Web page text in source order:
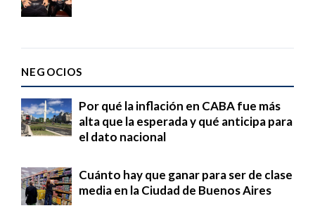
NEGOCIOS
Por qué la inflación en CABA fue más
alta que la esperada y qué anticipa para
el dato nacional
Cuánto hay que ganar para ser de clase
media en la Ciudad de Buenos Aires